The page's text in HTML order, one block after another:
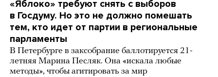
«Яблоко» требуют снять с выборов
в Госдуму. Но это не должно помешать
тем, кто идет от партии в региональные
парламенты
В Петербурге в заксобрание баллотируется 21-
летняя Марина Песляк. Она «искала любые
методы», чтобы агитировать за мир